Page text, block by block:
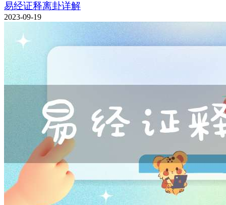
易经证释离卦详解
2023-09-19